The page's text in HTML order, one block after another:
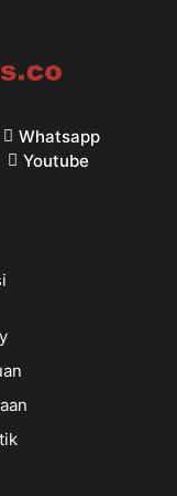
Whatsapp
Youtube